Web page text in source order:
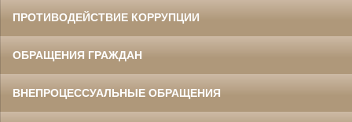
ПРОТИВОДЕЙСТВИЕ КОРРУПЦИИ
ОБРАЩЕНИЯ ГРАЖДАН
ВНЕПРОЦЕССУАЛЬНЫЕ ОБРАЩЕНИЯ